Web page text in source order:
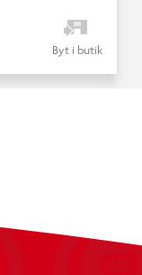
Byt i butik